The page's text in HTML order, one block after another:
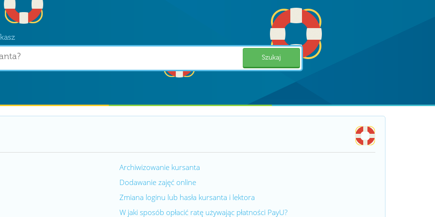
Szukaj
Archiwizowanie kursanta
Dodawanie zajęć online
Zmiana loginu lub hasła kursanta i lektora
W jaki sposób opłacić ratę używając płatności PayU?